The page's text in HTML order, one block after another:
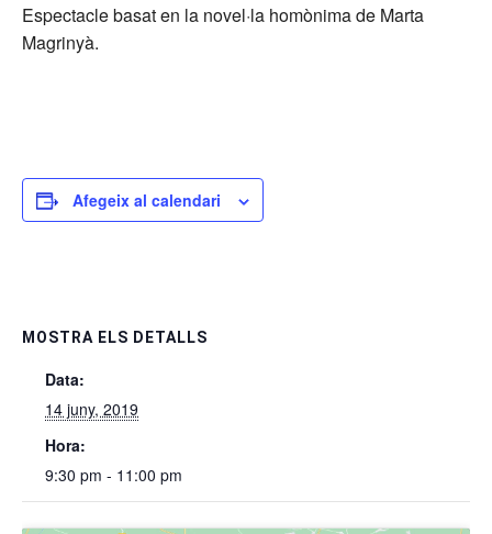
Espectacle basat en la novel·la homònima de Marta
Magrinyà.
Afegeix al calendari
MOSTRA ELS DETALLS
Data:
14 juny, 2019
Hora:
9:30 pm - 11:00 pm